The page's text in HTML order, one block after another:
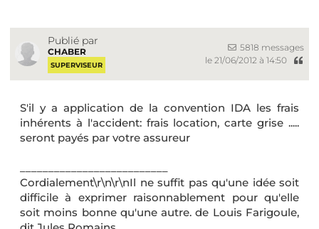
Publié par
CHABER
SUPERVISEUR
5818 messages
le 21/06/2012 à 14:50
S'il y a application de la convention IDA les frais
inhérents à l'accident: frais location, carte grise .....
seront payés par votre assureur
Cordialement\r\n\r\nIl ne suffit pas qu'une idée soit
difficile à exprimer raisonnablement pour qu'elle
soit moins bonne qu'une autre. de Louis Farigoule,